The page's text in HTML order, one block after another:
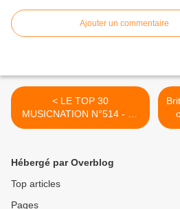
Ajouter un commentaire
< LE TOP 30
MUSICNATION N°514 - 20
AVRIL 2025
Hébergé par Overblog
Top articles
Pages